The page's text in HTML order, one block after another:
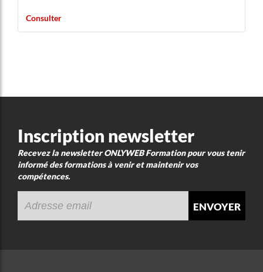
Consulter
Inscription newsletter
Recevez la newsletter ONLYWEB Formation pour vous tenir
informé des formations à venir et maintenir vos
compétences.
envoyer